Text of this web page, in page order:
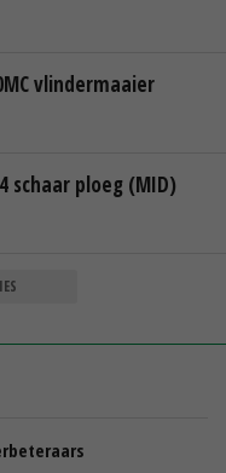
vlindermaaier
schaar ploeg (MID)